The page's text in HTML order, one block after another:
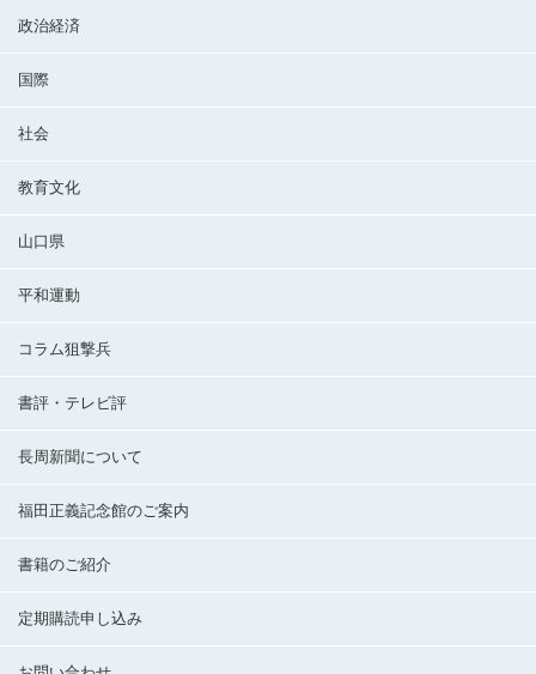
政治経済
国際
社会
教育文化
山口県
平和運動
コラム狙撃兵
書評・テレビ評
長周新聞について
福田正義記念館のご案内
書籍のご紹介
定期購読申し込み